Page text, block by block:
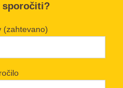
sporočiti?
(zahtevano)